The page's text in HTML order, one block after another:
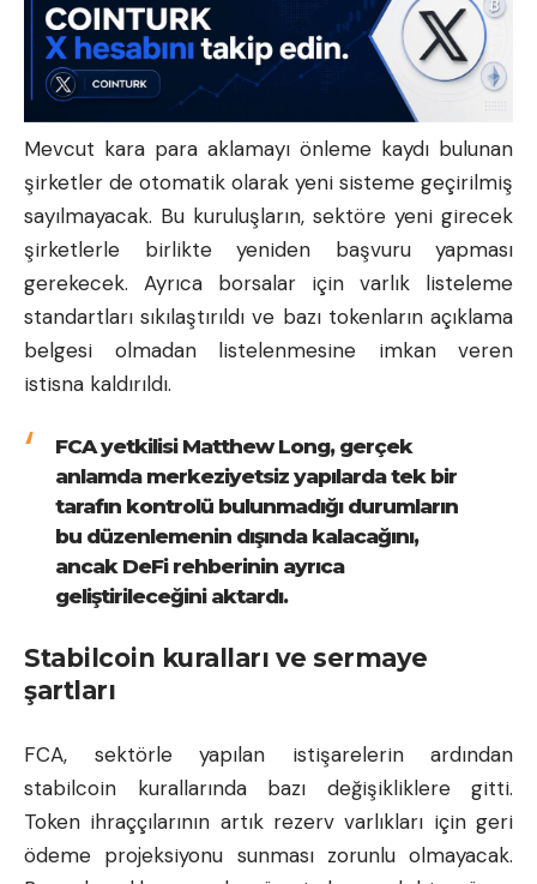
Mevcut kara para aklamayı önleme kaydı bulunan
şirketler de otomatik olarak yeni sisteme geçirilmiş
sayılmayacak. Bu kuruluşların, sektöre yeni girecek
şirketlerle birlikte yeniden başvuru yapması
gerekecek. Ayrıca borsalar için varlık listeleme
standartları sıkılaştırıldı ve bazı tokenların açıklama
belgesi olmadan listelenmesine imkan veren
istisna kaldırıldı.
FCA yetkilisi Matthew Long, gerçek
anlamda merkeziyetsiz yapılarda tek bir
tarafın kontrolü bulunmadığı durumların
bu düzenlemenin dışında kalacağını,
ancak DeFi rehberinin ayrıca
geliştirileceğini aktardı.
Stabilcoin kuralları ve sermaye
şartları
FCA, sektörle yapılan istişarelerin ardından
stabilcoin kurallarında bazı değişikliklere gitti.
Token ihraççılarının artık rezerv varlıkları için geri
ödeme projeksiyonu sunması zorunlu olmayacak.